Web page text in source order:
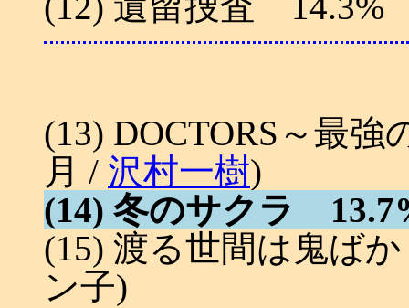
(13) DOCTORS～最
月 / 沢村一樹)
(14) 冬のサクラ
(15) 渡る世間は鬼ば
ン子)